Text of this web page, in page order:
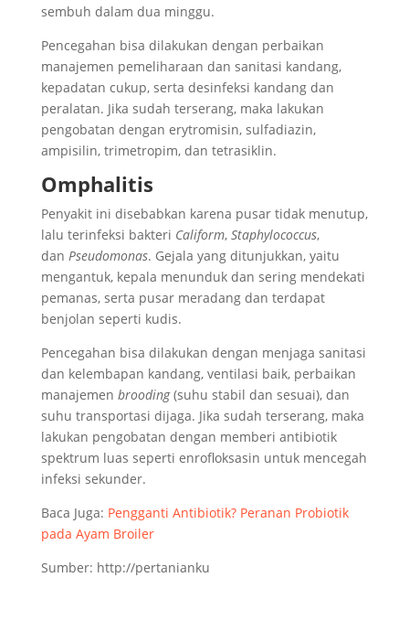
sembuh dalam dua minggu.
Pencegahan bisa dilakukan dengan perbaikan
manajemen pemeliharaan dan sanitasi kandang,
kepadatan cukup, serta desinfeksi kandang dan
peralatan. Jika sudah terserang, maka lakukan
pengobatan dengan erytromisin, sulfadiazin,
ampisilin, trimetropim, dan tetrasiklin.
Omphalitis
Penyakit ini disebabkan karena pusar tidak menutup,
lalu terinfeksi bakteri Caliform, Staphylococcus,
dan Pseudomonas. Gejala yang ditunjukkan, yaitu
mengantuk, kepala menunduk dan sering mendekati
pemanas, serta pusar meradang dan terdapat
benjolan seperti kudis.
Pencegahan bisa dilakukan dengan menjaga sanitasi
dan kelembapan kandang, ventilasi baik, perbaikan
manajemen brooding (suhu stabil dan sesuai), dan
suhu transportasi dijaga. Jika sudah terserang, maka
lakukan pengobatan dengan memberi antibiotik
spektrum luas seperti enrofloksasin untuk mencegah
infeksi sekunder.
Baca Juga: Pengganti Antibiotik? Peranan Probiotik
pada Ayam Broiler
Sumber: http://pertanianku